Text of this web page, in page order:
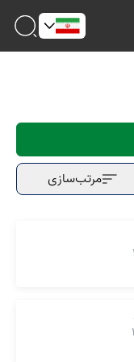
مرتب‌سازی